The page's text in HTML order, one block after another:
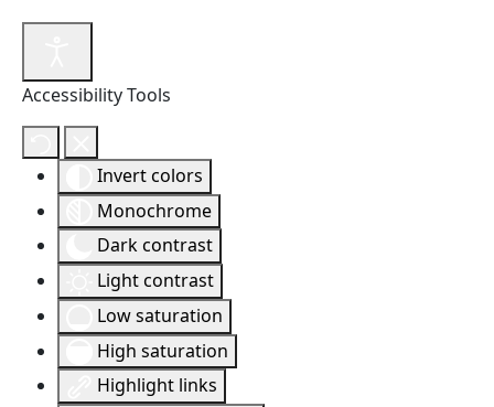
Accessibility Tools
Invert colors
Monochrome
Dark contrast
Light contrast
Low saturation
High saturation
Highlight links